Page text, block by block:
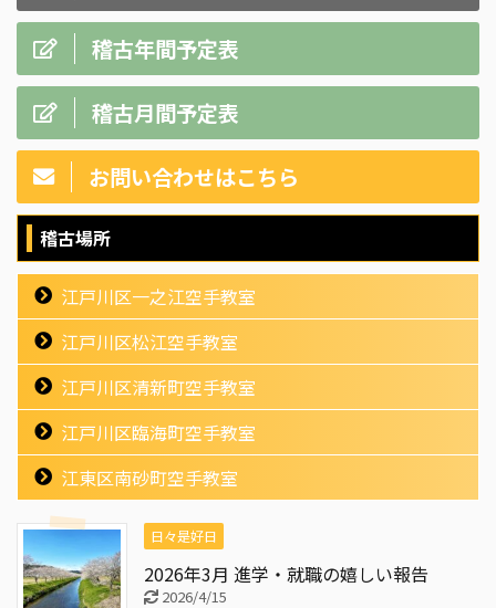
稽古年間予定表
稽古月間予定表
お問い合わせはこちら
稽古場所
江戸川区一之江空手教室
江戸川区松江空手教室
江戸川区清新町空手教室
江戸川区臨海町空手教室
江東区南砂町空手教室
日々是好日
2026年3月 進学・就職の嬉しい報告
2026/4/15